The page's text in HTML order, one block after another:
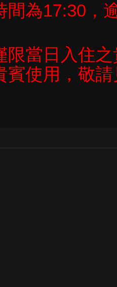
為17:30，
當日入住
賓使用，敬